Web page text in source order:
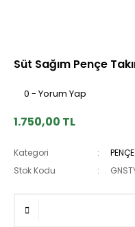
Süt Sağım Pençe
0 - Yorum Yap
1.750,00 TL
Kategori
Stok Kodu